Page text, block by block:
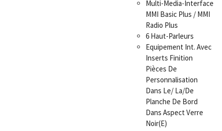
Multi-Media-Interface
MMI Basic Plus / MMI
Radio Plus
6 Haut-Parleurs
Equipement Int. Avec
Inserts Finition
Pièces De
Personnalisation
Dans Le/ La/De
Planche De Bord
Dans Aspect Verre
Noir(E)